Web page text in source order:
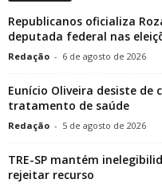
Republicanos oficializa
deputada federal nas
Redação - 6 de agosto de 2026
Eunício Oliveira desiste de
tratamento de saúde
Redação - 5 de agosto de 2026
TRE-SP mantém
rejeitar recurso